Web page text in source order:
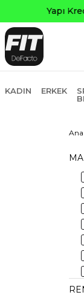
KADIN ERKEK
Ana